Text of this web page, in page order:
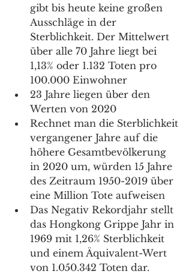
gibt bis heute keine großen
Ausschläge in der
Sterblichkeit. Der Mittelwert
über alle 70 Jahre liegt bei
1,13% oder 1.132 Toten pro
100.000 Einwohner
23 Jahre liegen über den
Werten von 2020
Rechnet man die Sterblichkeit
vergangener Jahre auf die
höhere Gesamtbevölkerung
in 2020 um, würden 15 Jahre
des Zeitraum 1950-2019 über
eine Million Tote aufweisen
Das Negativ Rekordjahr stellt
das Hongkong Grippe Jahr in
1969 mit 1,26% Sterblichkeit
und einem Äquivalent-Wert
von 1.050.342 Toten dar.